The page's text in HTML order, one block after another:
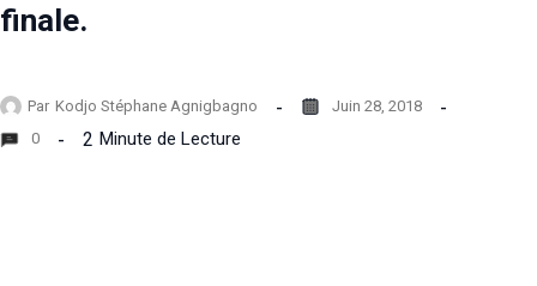
finale.
Par Kodjo Stéphane Agnigbagno
Juin 28, 2018
0
2 Minute de Lecture